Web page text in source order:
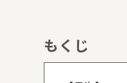
もくじ
もくじを